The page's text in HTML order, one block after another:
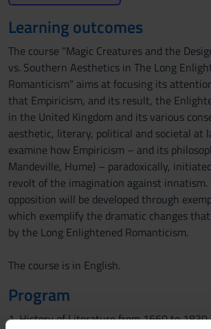
Learning outcomes
The course “Magic Creatures and the
vs. Southern Aesthetics in The Long
Romanticism” aims at focusing its
that Empiricism, and its result, the
in the United Kingdom and its various
aesthetic, literary, political and societal at
examine how Empiricism – and its
Mandeville, Hume) – paradoxically,
revolt of the imagination against innatism.
opposition will be developed through
which exemplify the dramatic changes
by the Long Enlightened Romanticism.
The course is in English.
Program
1. History of Literature from 1660 to